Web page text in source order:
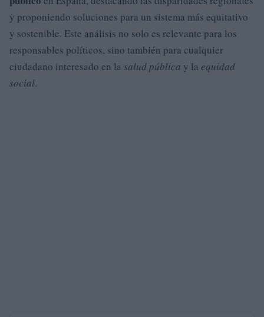
y proponiendo soluciones para un sistema más equitativo
y sostenible. Este análisis no solo es relevante para los
responsables políticos, sino también para cualquier
ciudadano interesado en la salud pública y la equidad
social.